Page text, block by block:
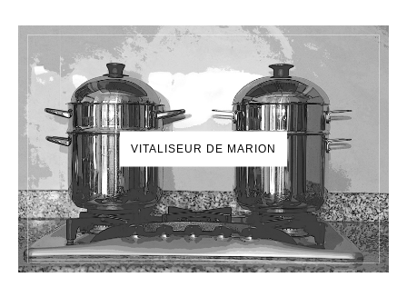
VITALISEUR DE MARION